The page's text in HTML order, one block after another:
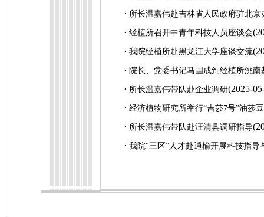
· 所长温嘉伟赴吉林省人民政府驻北
·经植所召开中青年科技人员座谈会
·我院经植所赴黑龙江大学座谈交流
·院长、党委书记马国成到经植所洮南
· 所长温嘉伟带队赴企业调研(2025-
·经济植物研究所举行“吉莎7号”油莎
· 所长温嘉伟带队赴汪清县调研指导
·我院“三区”人才赴通榆开展科技指导